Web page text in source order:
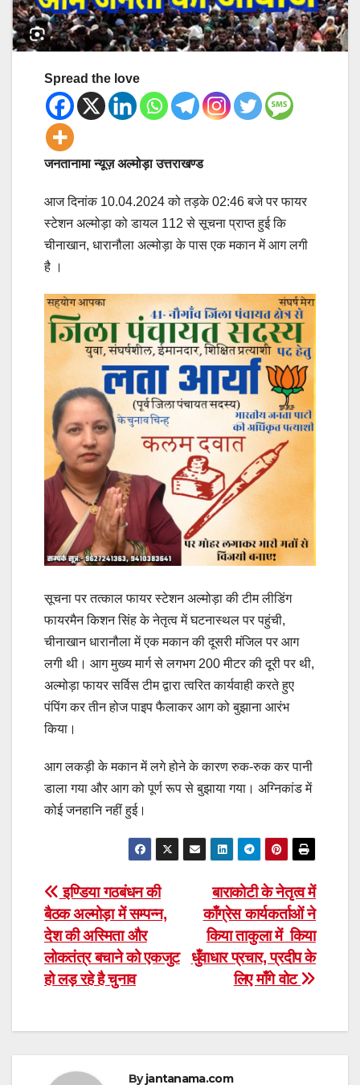
Spread the love
जनतानामा न्यूज़ अल्मोड़ा उत्तराखण्ड
आज दिनांक 10.04.2024 को तड़के 02:46 बजे पर फायर
स्टेशन अल्मोड़ा को डायल 112 से सूचना प्राप्त हुई कि
चीनाखान, धारानौला अल्मोड़ा के पास एक मकान में आग लगी
है ।
सूचना पर तत्काल फायर स्टेशन अल्मोड़ा की टीम लीडिंग
फायरमैन किशन सिंह के नेतृत्व में घटनास्थल पर पहुंची,
चीनाखान धारानौला में एक मकान की दूसरी मंजिल पर आग
लगी थी। आग मुख्य मार्ग से लगभग 200 मीटर की दूरी पर थी,
अल्मोड़ा फायर सर्विस टीम द्वारा त्वरित कार्यवाही करते हुए
पंपिंग कर तीन होज पाइप फैलाकर आग को बुझाना आरंभ
किया।
आग लकड़ी के मकान में लगे होने के कारण रुक-रुक कर पानी
डाला गया और आग को पूर्ण रूप से बुझाया गया। अग्निकांड में
कोई जनहानि नहीं हुई।
Post
navigation
बाराकोटी के नेतृत्व में
काँग्रेस कार्यकर्ताओं ने
किया ताकुला में किया
धुँवाधार प्रचार, प्रदीप के
लिए माँगे वोट
इण्डिया गठबंधन की
बैठक अल्मोड़ा में सम्पन्न,
देश की अस्मिता और
लोकतंत्र बचाने को एकजुट
हो लड़ रहे है चुनाव
Byjantanama.com